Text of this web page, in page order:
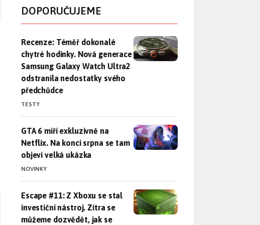
DOPORUČUJEME
Recenze: Téměř dokonalé chytré hodinky. Nová generace
Recenze: Téměř dokonalé
chytré hodinky. Nová generace
Samsung Galaxy Watch Ultra2
odstranila nedostatky svého
předchůdce
TESTY
GTA 6 míří exkluzivně na Netflix. Na konci srpna se tam objeví
GTA 6 míří exkluzivně na
Netflix. Na konci srpna se tam
objeví velká ukázka
NOVINKY
Escape #11: Z Xboxu se stal investiční nástroj. Zítra se můžeme
Escape #11: Z Xboxu se stal
investiční nástroj. Zítra se
můžeme dozvědět, jak se